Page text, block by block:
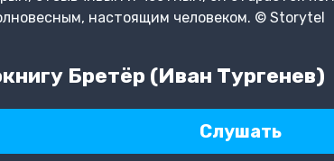
настоящим человеком. © Storytel
Бретёр (Иван Тургенев)
Слушать